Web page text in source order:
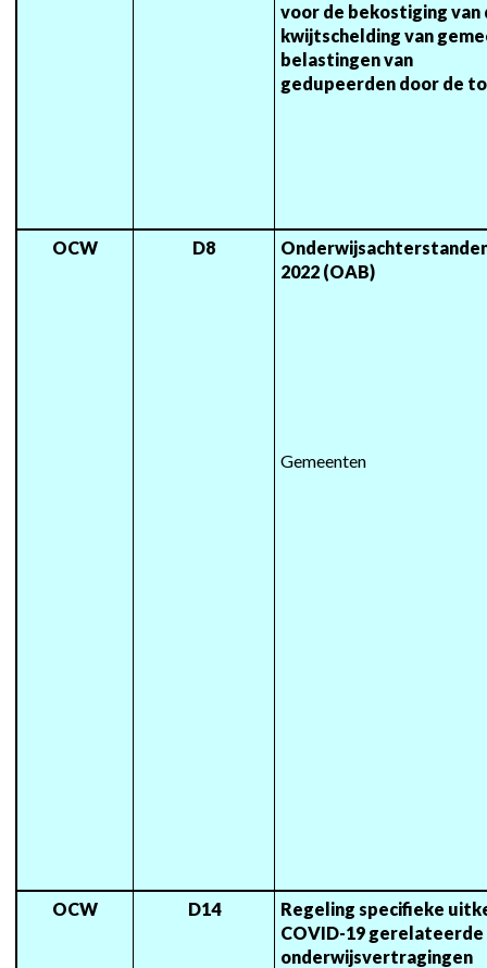
voor de bekostiging van
kwijtschelding van
belastingen van
gedupeerden door de
OCW D8
2022 (OAB)
Gemeenten
OCW D14
Regeling specifieke
COVID-19 gerelateerde
onderwijsvertragingen